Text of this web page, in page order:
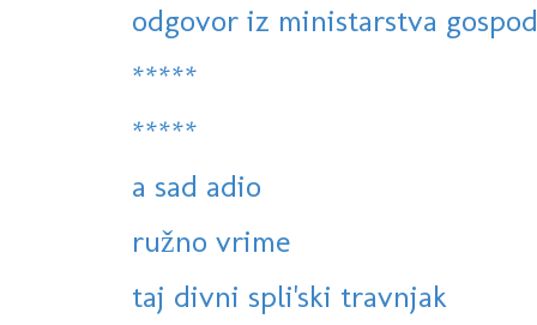
odgovor iz ministarstva
*****
*****
a sad adio
ružno vrime
taj divni spli'ski travnjak